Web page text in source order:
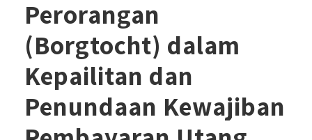
Perorangan
(Borgtocht) dalam
Kepailitan dan
Penundaan Kewajiban